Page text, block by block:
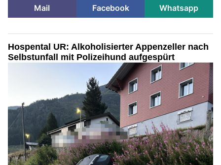
Mail
Facebook Whatsapp
Hospental UR: Alkoholisierter Appenzeller nach
Selbstunfall mit Polizeihund aufgespürt